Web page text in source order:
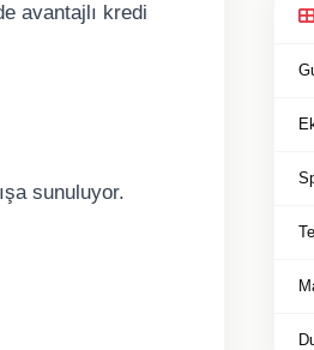
avantajlı kredi
sunuluyor.